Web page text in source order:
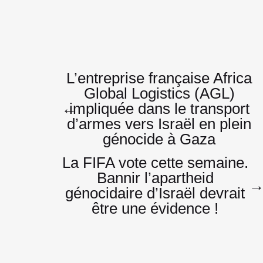
Navigation
de
l’article
←
L’entreprise française Africa
Global Logistics (AGL)
impliquée dans le transport
d’armes vers Israël en plein
génocide à Gaza
La FIFA vote cette semaine.
Bannir l’apartheid
génocidaire d’Israël devrait
être une évidence !
→